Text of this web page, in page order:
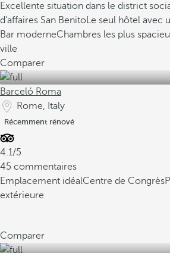
Excellente situation dans le district
d'affaires San BenitoLe seul hôtel avec
Bar moderneChambres les plus
ville
Comparer
Barceló Roma
Rome, Italy
Récemment rénové
4.1/5
45 commentaires
Emplacement idéalCentre de Congrès
extérieure
Comparer